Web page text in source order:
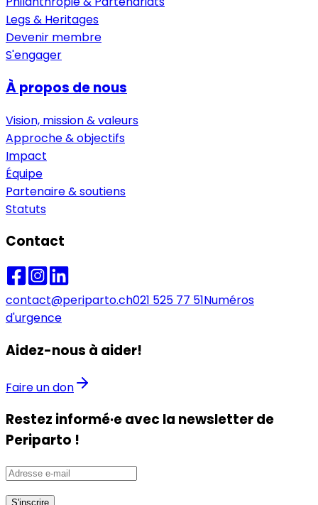
Legs & Heritages
Devenir membre
S'engager
À propos de nous
Vision, mission & valeurs
Approche & objectifs
Impact
Équipe
Partenaire & soutiens
Statuts
Contact
contact@periparto.ch021 525 77 51Numéros
d'urgence
Aidez-nous à aider!
Faire un don
Restez informé·e avec la newsletter de
Periparto !
S'inscrire